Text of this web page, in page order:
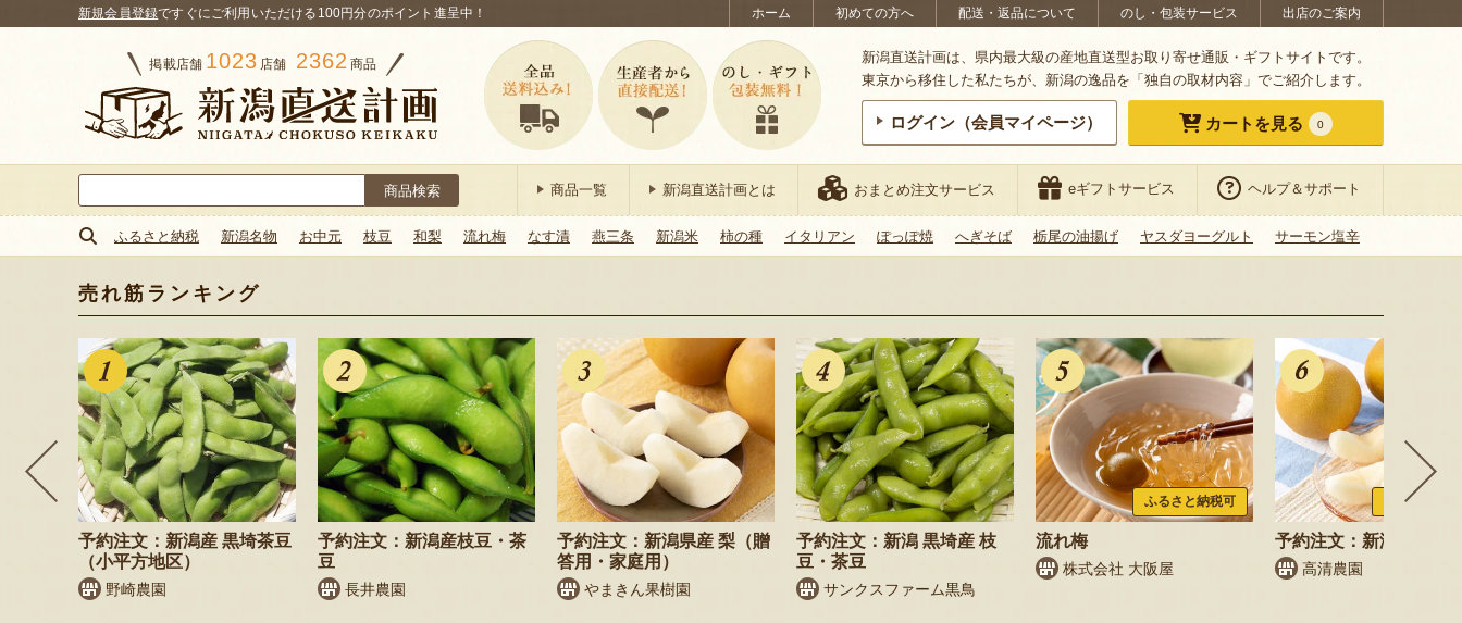
ホーム 初めての方へ 配送・返品について のし・包装サービス 出店のご案内
新規会員登録ですぐにご利用いただける100円分のポイント進呈中！
掲載店舗 1023 店舗 2362 商品
新潟直送計画は、県内最大級の産地直送型お取り寄せ通販・ギフトサイトです。
東京から移住した私たちが、新潟の逸品を「独自の取材内容」でご紹介します。
ログイン（会員マイページ） カートを見る 0
索:
商品一覧 新潟直送計画とは おまとめ注文サービス eギフトサービス ヘルプ＆サポート
ふるさと納税 新潟名物 お中元 枝豆 和梨 流れ梅 なす漬 燕三条 新潟米 柿の種 イタリアン ぽっぽ焼 へぎそば 栃尾の油揚げ ヤスダヨーグルト サーモン塩辛
売れ筋ランキング
予約注文：新潟産 黒埼茶豆
（小平方地区）
野崎農園
予約注文：新潟産枝豆・茶
豆
長井農園
予約注文：新潟県産 梨（贈
答用・家庭用）
やまきん果樹園
予約注文：新潟 黒埼産 枝
豆・茶豆
サンクスファーム黒鳥
ふるさと納税可
流れ梅
株式会社 大阪屋
ふるさと納
予約注文：新潟県産 梨
高清農園